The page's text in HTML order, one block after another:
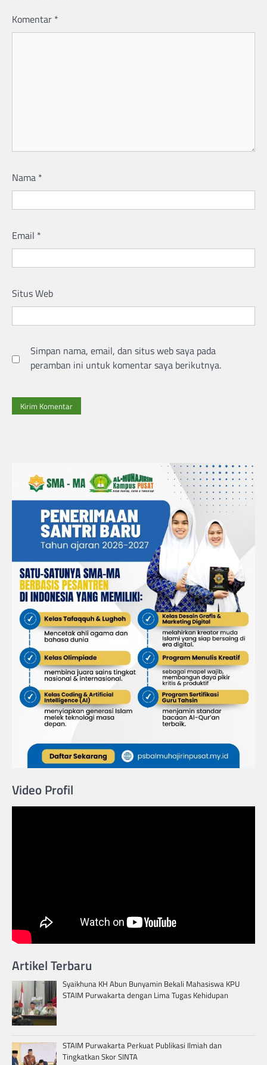
Komentar *
Nama *
Email *
Situs Web
Simpan nama, email, dan situs web saya pada
peramban ini untuk komentar saya berikutnya.
Video Profil
Artikel Terbaru
Syaikhuna KH Abun Bunyamin Bekali Mahasiswa KPU
STAIM Purwakarta dengan Lima Tugas Kehidupan
STAIM Purwakarta Perkuat Publikasi Ilmiah dan
Tingkatkan Skor SINTA